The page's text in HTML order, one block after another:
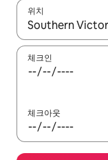
위치
결과가 나오면 위·
체크인
체크아웃